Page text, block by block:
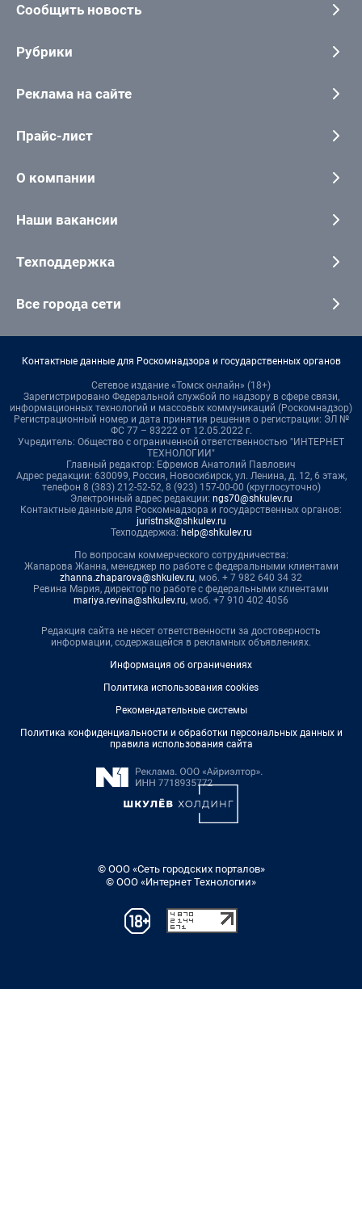
Сообщить новость
Рубрики
Реклама на сайте
Прайс-лист
О компании
Наши вакансии
Техподдержка
Все города сети
Контактные данные для Роскомнадзора и государственных органов
Сетевое издание «Томск онлайн» (18+)
Зарегистрировано Федеральной службой по надзору в сфере связи,
информационных технологий и массовых коммуникаций (Роскомнадзор)
Регистрационный номер и дата принятия решения о регистрации: ЭЛ №
ФС 77 – 83222 от 12.05.2022 г.
Учредитель: Общество с ограниченной ответственностью "ИНТЕРНЕТ
ТЕХНОЛОГИИ"
Главный редактор: Ефремов Анатолий Павлович
Адрес редакции: 630099, Россия, Новосибирск, ул. Ленина, д. 12, 6 этаж,
телефон 8 (383) 212-52-52, 8 (923) 157-00-00 (круглосуточно)
Электронный адрес редакции: ngs70@shkulev.ru
Контактные данные для Роскомнадзора и государственных органов:
juristnsk@shkulev.ru
Техподдержка: help@shkulev.ru
По вопросам коммерческого сотрудничества:
Жапарова Жанна, менеджер по работе с федеральными клиентами
zhanna.zhaparova@shkulev.ru, моб. + 7 982 640 34 32
Ревина Мария, директор по работе с федеральными клиентами
mariya.revina@shkulev.ru, моб. +7 910 402 4056
Редакция сайта не несет ответственности за достоверность
информации, содержащейся в рекламных объявлениях.
Информация об ограничениях
Политика использования cookies
Рекомендательные системы
Политика конфиденциальности и обработки персональных данных и
правила использования сайта
© ООО «Сеть городских порталов»
© ООО «Интернет Технологии»